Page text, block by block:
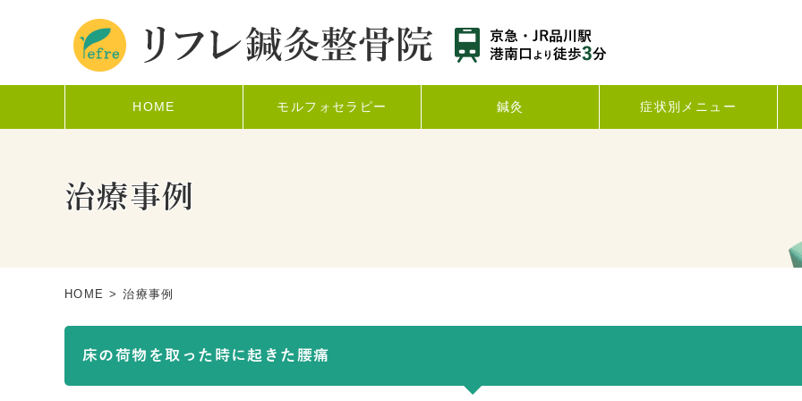
HOME モルフォセラピー 鍼灸 症状別メニュー
治療事例
HOME > 治療事例
床の荷物を取った時に起きた腰痛